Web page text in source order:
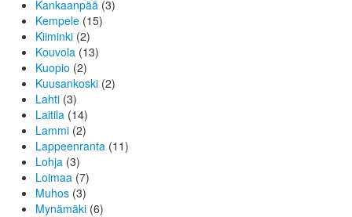
Kankaanpää (3)
Kempele (15)
Kiiminki (2)
Kouvola (13)
Kuopio (2)
Kuusankoski (2)
Lahti (3)
Laitila (14)
Lammi (2)
Lappeenranta (11)
Lohja (3)
Loimaa (7)
Muhos (3)
Mynämäki (6)